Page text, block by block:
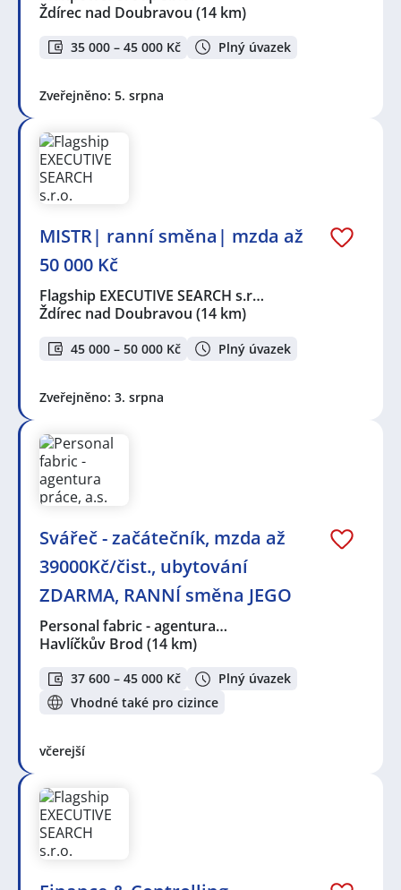
Ždírec nad Doubravou (14 km)
35 000 – 45 000 Kč Plný úvazek
Zveřejněno: 5. srpna
MISTR| ranní směna| mzda až
50 000 Kč
Flagship EXECUTIVE SEARCH s.r…
Ždírec nad Doubravou (14 km)
45 000 – 50 000 Kč Plný úvazek
Zveřejněno: 3. srpna
Svářeč - začátečník, mzda až
39000Kč/čist., ubytování
ZDARMA, RANNÍ směna JEGO
Personal fabric - agentura…
Havlíčkův Brod (14 km)
37 600 – 45 000 Kč
Plný úvazek
Vhodné také pro cizince
včerejší